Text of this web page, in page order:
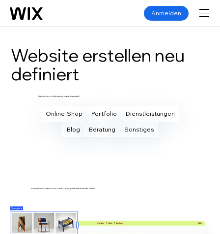
Anmelden
Website erstellen neu
definiert
Welche Art von Website möchtest du erstellen?
Online-Shop Portfolio Dienstleistungen
Blog Beratung Sonstiges
Probiere Wix kostenlos aus. Keine Zahlungsinformationen erforderlich.